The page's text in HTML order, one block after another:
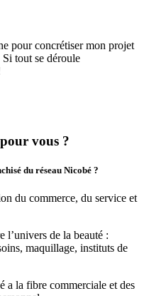
variés, une large offre
de services : création de
uniques, commande
de la puissance d’un
et accords avec les
d’un programme de
efficace emmené par une
pour concrétiser mon projet
tout se déroule
vous ?
du réseau Nicobé ?
du commerce, du service et
l’univers de la beauté :
maquillage, instituts de
a la fibre commerciale et des